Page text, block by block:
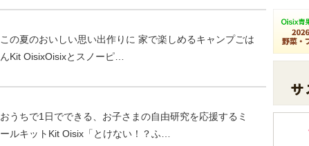
この夏のおいしい思い出作りに 家で楽しめるキャンプごは
んKit OisixOisixとスノーピ…
おうちで1日でできる、お子さまの自由研究を応援するミ
ールキットKit Oisix「とけない！？ふ…